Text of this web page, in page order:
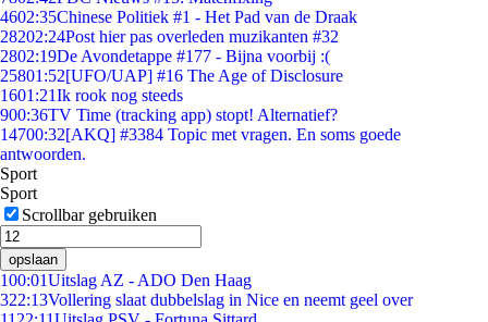
4602:35Chinese Politiek #1 - Het Pad van de Draak
28202:24Post hier pas overleden muzikanten #32
2802:19De Avondetappe #177 - Bijna voorbij :(
25801:52[UFO/UAP] #16 The Age of Disclosure
1601:21Ik rook nog steeds
900:36TV Time (tracking app) stopt! Alternatief?
14700:32[AKQ] #3384 Topic met vragen. En soms goede
antwoorden.
Sport
Sport
Scrollbar gebruiken
opslaan
100:01Uitslag AZ - ADO Den Haag
322:13Vollering slaat dubbelslag in Nice en neemt geel over